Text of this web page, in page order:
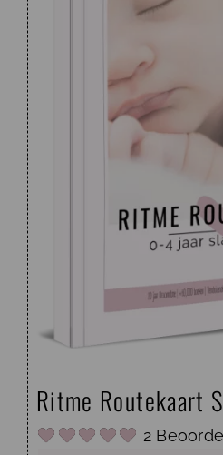
Ritme Routekaart
2